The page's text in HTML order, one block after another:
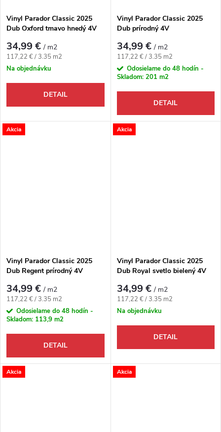
Vinyl Parador Classic 2025
Dub Oxford tmavo hnedý 4V
34,99 €/ m2
Jednotková cena:
117,22 € / 3.35 m2
Na objednávku
DETAIL
Vinyl Parador Classic 2025
Dub prírodný 4V
34,99 €/ m2
Jednotková cena:
117,22 € / 3.35 m2
Odosielame do 48 hodín -
Skladom: 201 m2
DETAIL
Akcia
Vinyl Parador Classic 2025
Dub Regent prírodný 4V
34,99 €/ m2
Jednotková cena:
117,22 € / 3.35 m2
Odosielame do 48 hodín -
Skladom: 113,9 m2
DETAIL
Akcia
Vinyl Parador Classic 2025
Dub Royal svetlo bielený 4V
34,99 €/ m2
Jednotková cena:
117,22 € / 3.35 m2
Na objednávku
DETAIL
Akcia Akcia